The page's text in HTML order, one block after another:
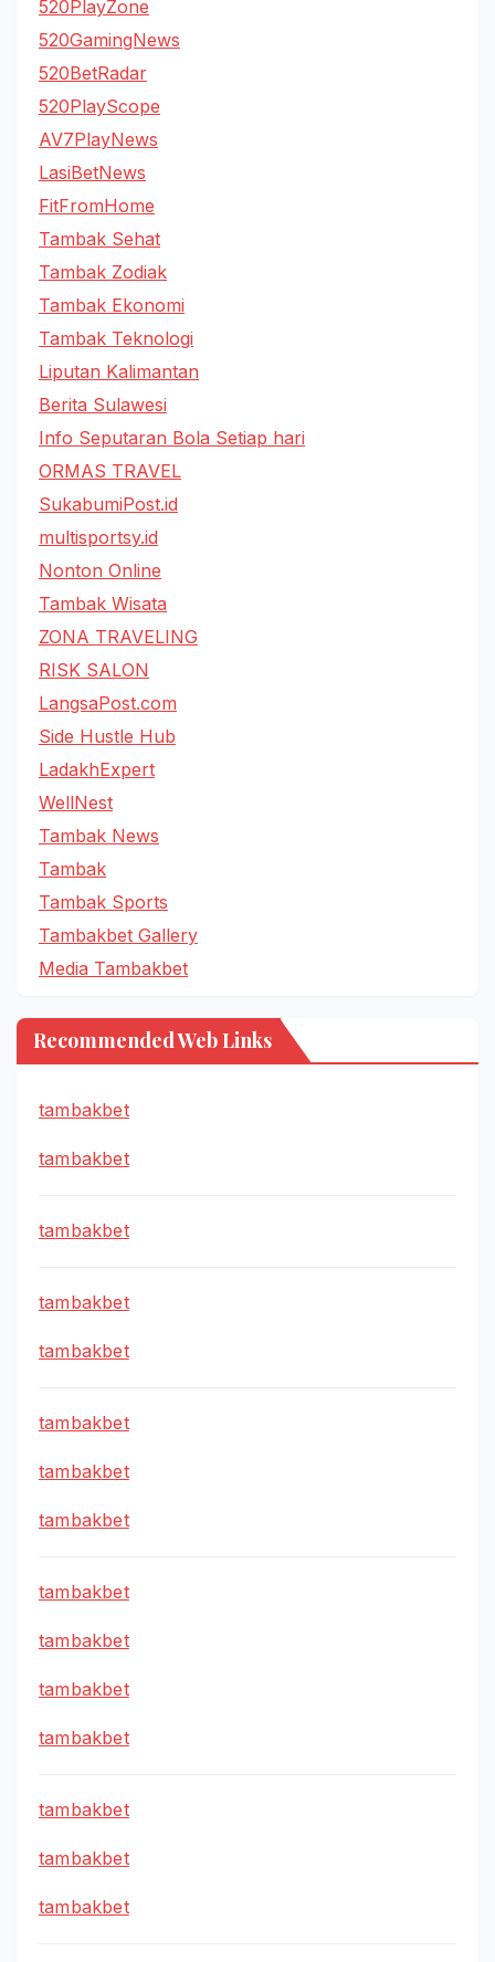
520PlayZone
520GamingNews
520BetRadar
520PlayScope
AV7PlayNews
LasiBetNews
FitFromHome
Tambak Sehat
Tambak Zodiak
Tambak Ekonomi
Tambak Teknologi
Liputan Kalimantan
Berita Sulawesi
Info Seputaran Bola Setiap hari
ORMAS TRAVEL
SukabumiPost.id
multisportsy.id
Nonton Online
Tambak Wisata
ZONA TRAVELING
RISK SALON
LangsaPost.com
Side Hustle Hub
LadakhExpert
WellNest
Tambak News
Tambak
Tambak Sports
Tambakbet Gallery
Media Tambakbet
Recommended Web Links
tambakbet
tambakbet
tambakbet
tambakbet
tambakbet
tambakbet
tambakbet
tambakbet
tambakbet
tambakbet
tambakbet
tambakbet
tambakbet
tambakbet
tambakbet